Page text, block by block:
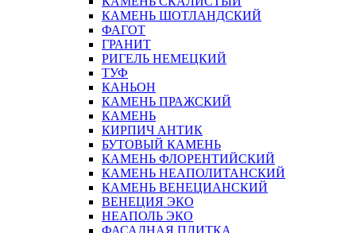
КАМЕНЬ ШОТЛАНДСКИЙ
ФАГОТ
ГРАНИТ
РИГЕЛЬ НЕМЕЦКИЙ
ТУФ
КАНЬОН
КАМЕНЬ ПРАЖСКИЙ
КАМЕНЬ
КИРПИЧ АНТИК
БУТОВЫЙ КАМЕНЬ
КАМЕНЬ ФЛОРЕНТИЙСКИЙ
КАМЕНЬ НЕАПОЛИТАНСКИЙ
КАМЕНЬ ВЕНЕЦИАНСКИЙ
ВЕНЕЦИЯ ЭКО
НЕАПОЛЬ ЭКО
ФАСАДНАЯ ПЛИТКА